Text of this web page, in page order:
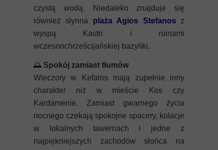
czystą wodą. Niedaleko znajduje się
również słynna
plaża Agios Stefanos z
wyspą Kastri i ruinami
wczesnochrześcijańskiej bazyliki.
🌅 Spokój zamiast tłumów
Wieczory w Kefalos mają zupełnie inny
charakter niż w mieście Kos czy
Kardamenie. Zamiast gwarnego życia
nocnego czekają spokojne spacery, kolacje
w lokalnych tawernach i jedne z
najpiękniejszych zachodów słońca na